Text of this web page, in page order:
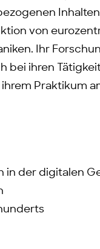
von
Ihr
bei ihren
Praktikum
in der digitalen